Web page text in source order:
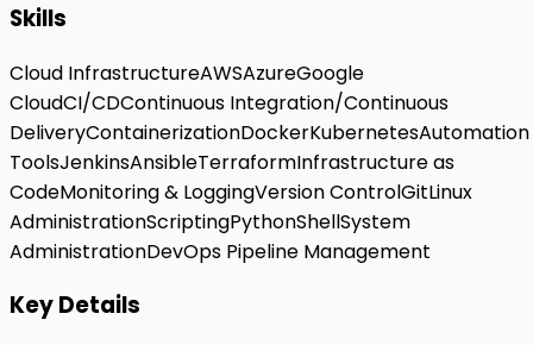
Skills
Cloud InfrastructureAWSAzureGoogle
CloudCI/CDContinuous Integration/Continuous
DeliveryContainerizationDockerKubernetesAutomation
ToolsJenkinsAnsibleTerraformInfrastructure as
CodeMonitoring & LoggingVersion ControlGitLinux
AdministrationScriptingPythonShellSystem
AdministrationDevOps Pipeline Management
Key Details